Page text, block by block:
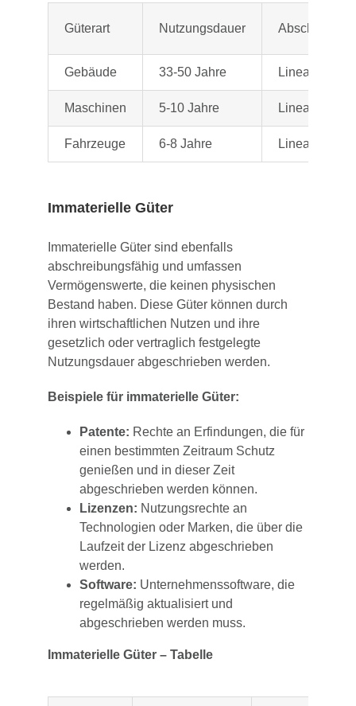
Güterart Nutzungsdauer
Gebäude 33-50 Jahre Lineare
Maschinen 5-10 Jahre Lineare oder
Fahrzeuge 6-8 Jahre Lineare oder
Immaterielle Güter
Immaterielle Güter sind ebenfalls
abschreibungsfähig und umfassen
Vermögenswerte, die keinen physischen
Bestand haben. Diese Güter können durch
ihren wirtschaftlichen Nutzen und ihre
gesetzlich oder vertraglich festgelegte
Nutzungsdauer abgeschrieben werden.
Beispiele für immaterielle Güter:
Patente: Rechte an Erfindungen, die für
einen bestimmten Zeitraum Schutz
genießen und in dieser Zeit
abgeschrieben werden können.
Lizenzen: Nutzungsrechte an
Technologien oder Marken, die über die
Laufzeit der Lizenz abgeschrieben
werden.
Software: Unternehmenssoftware, die
regelmäßig aktualisiert und
abgeschrieben werden muss.
Immaterielle Güter – Tabelle